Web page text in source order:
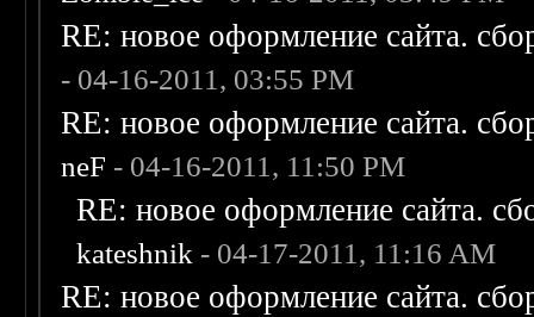
RE: новое оформление сайта.
- 04-16-2011, 03:55 PM
RE: новое оформление сайта.
neF - 04-16-2011, 11:50 PM
RE: новое оформление сайта.
kateshnik - 04-17-2011, 11:16 AM
RE: новое оформление сайта.